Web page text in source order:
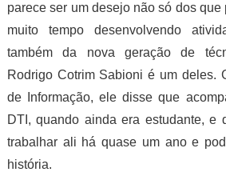
parece ser um desejo não só dos que
muito tempo desenvolvendo
também da nova geração de
Rodrigo Cotrim Sabioni é um deles.
de Informação, ele disse que
DTI, quando ainda era estudante, e
trabalhar ali há quase um ano e
história.